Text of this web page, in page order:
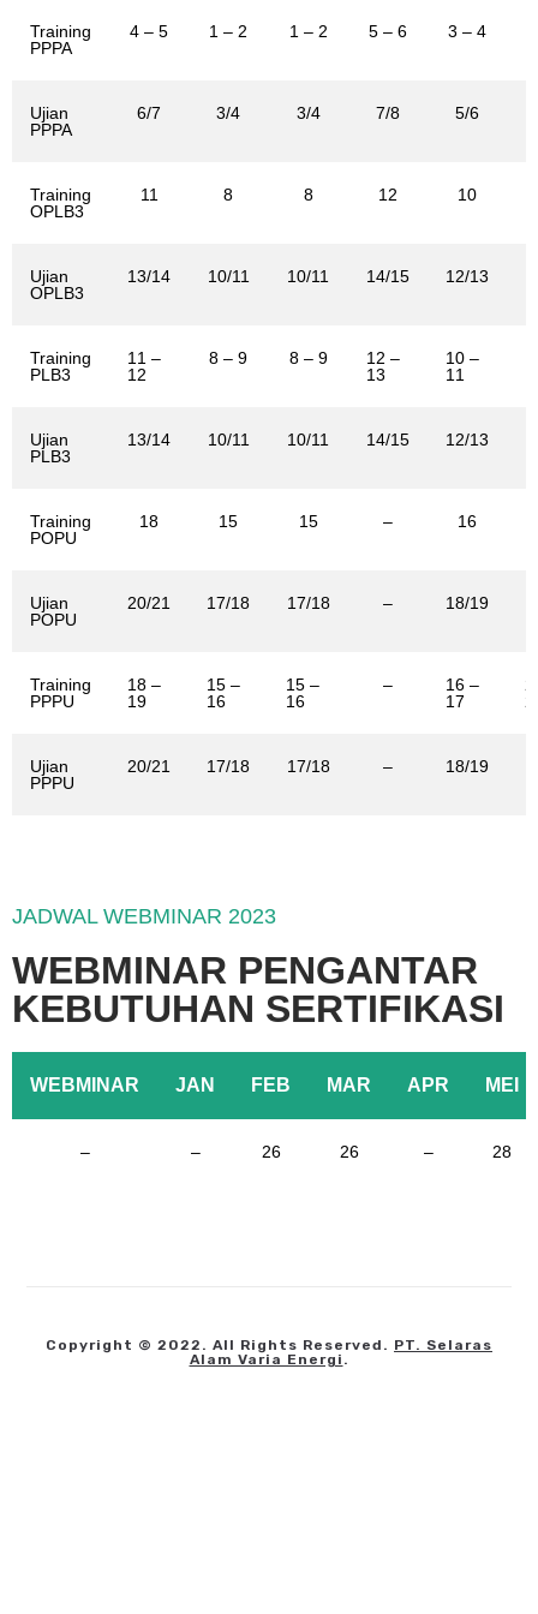
Training
PPPA
4 – 5 1 – 2 1 – 2 5 – 6 3 – 4
Ujian
PPPA
6/7 3/4 3/4 7/8 5/6
Training
OPLB3
11 8 8 12 10
Ujian
OPLB3
13/14 10/11 10/11 14/15 12/13
Training
PLB3
11 –
12
8 – 9 8 – 9
12 –
13
10 –
11
Ujian
PLB3
13/14 10/11 10/11 14/15 12/13
Training
POPU
18 15 15 – 16
Ujian
POPU
20/21 17/18 17/18 – 18/19
Training
PPPU
18 –
19
15 –
16
15 –
16
–
16 –
17
Ujian
PPPU
20/21 17/18 17/18 – 18/19
JADWAL WEBMINAR 2023
WEBMINAR PENGANTAR
KEBUTUHAN SERTIFIKASI
WEBMINAR JAN FEB MAR APR MEI
– – 26 26 – 28
Copyright © 2022. All Rights Reserved. PT. Selaras
Alam Varia Energi .